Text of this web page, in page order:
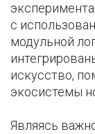
с
модульной
искусство,
экосистемы
Являясь